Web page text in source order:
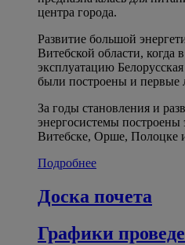
центра города.
Развитие большой
Витебской области, когда
эксплуатацию
были построены и первые
За годы становления и
энергосистемы построены
Витебске, Орше, Полоцке
Подробнее
Доска почета
Графики